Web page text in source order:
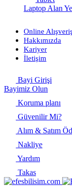
Laptop Alan
Online
Hakkımızda
Kariyer
İletişim
Bayi Girişi
Bayimiz Olun
Koruma planı
Güvenilir Mi?
Alım & Satım
Nakliye
Yardım
Takas